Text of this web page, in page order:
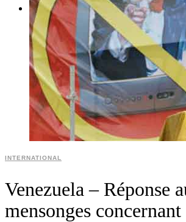
MULTIMÉDIAS
INTERNATIONAL
Venezuela – Réponse
mensonges